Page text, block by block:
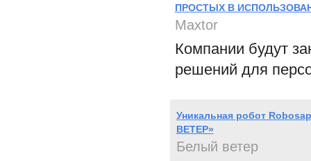
ПРОСТЫХ В
Maxtor
Компании будут
решений для
Уникальная робот
ВЕТЕР»
Белый ветер